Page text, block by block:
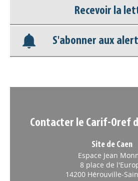
Nos veilles Scoop.it
Appels à projets
Recevoir la
S'abonner aux
Contacter le Carif-Oref
Site de Caen
Espace Jean
8 place de
14200 Hérouville-